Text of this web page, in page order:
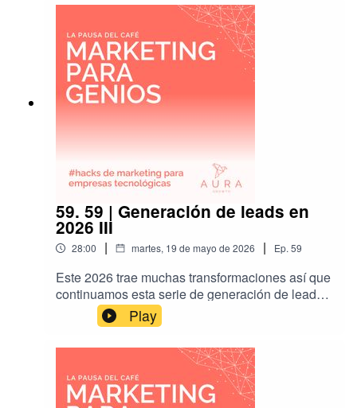
59. 59 | Generación de leads en
2026 III
28:00 | martes, 19 de mayo de 2026 | Ep. 59
Este 2026 trae muchas transformaciones así que
continuamos esta serie de generación de leads
con más novedades y consejos.
Play